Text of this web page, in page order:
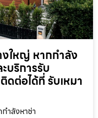
ใหญ่ หากกำลัง
บริการรับ
ต่อได้ที่ รับเหมา
ำลังหาช่า